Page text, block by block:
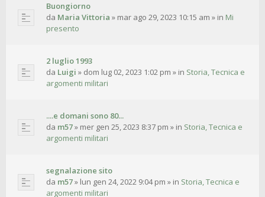
Buongiorno
da Maria Vittoria » mar ago 29, 2023 10:15 am » in Mi
presento
2 luglio 1993
da Luigi » dom lug 02, 2023 1:02 pm » in Storia, Tecnica e
argomenti militari
....e domani sono 80...
da m57» mer gen 25, 2023 8:37 pm » in Storia, Tecnica e
argomenti militari
segnalazione sito
da m57» lun gen 24, 2022 9:04 pm » in Storia, Tecnica e
argomenti militari